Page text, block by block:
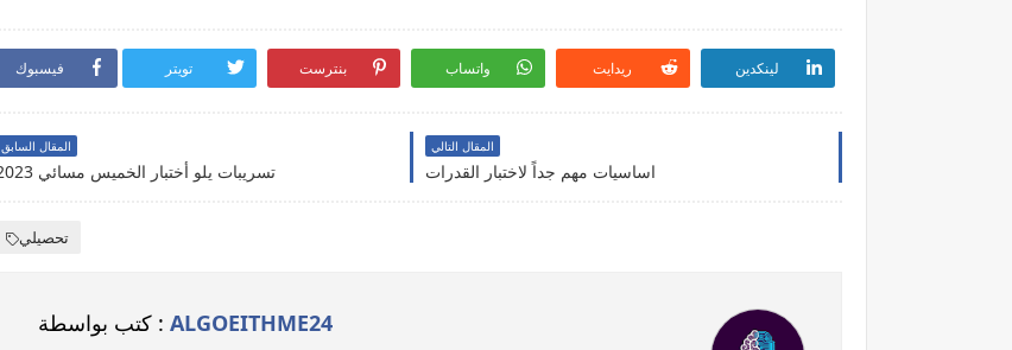
فيسبوك تويتر بنترست واتساب ريدايت لينكدين
المقال التالي
اساسيات مهم جداً لاختبار القدرات
المقال السابق
تسريبات يلو أختبار الخميس مسائي 2023
تحصيلي
كتب بواسطة : ALGOEITHME24